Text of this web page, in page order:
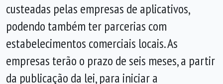
custeadas pelas empresas de aplicativos,
podendo também ter parcerias com
estabelecimentos comerciais locais. As
empresas terão o prazo de seis meses, a partir
da publicação da lei, para iniciar a